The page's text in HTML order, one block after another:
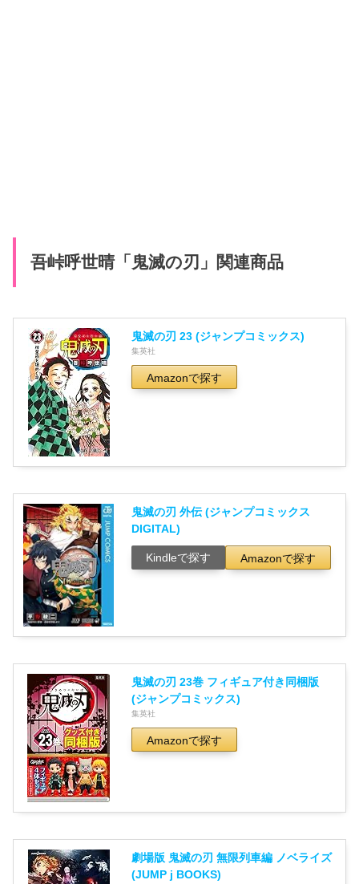
吾峠呼世晴「鬼滅の刃」関連商品
鬼滅の刃 23 (ジャンプコミックス)
集英社
Amazonで探す
鬼滅の刃 外伝 (ジャンプコミックス
DIGITAL)
Kindleで探す Amazonで探す
鬼滅の刃 23巻 フィギュア付き同梱版
(ジャンプコミックス)
集英社
Amazonで探す
劇場版 鬼滅の刃 無限列車編 ノベライズ
(JUMP j BOOKS)